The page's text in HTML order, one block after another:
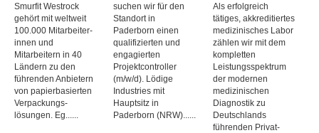
Smurfit Westrock
gehört mit weltweit
100.000 Mitarbeiter­
innen und
Mitarbeitern in 40
Ländern zu den
führenden Anbietern
von papier­basierten
Verpackungs­
lösungen. Eg......
suchen wir für den
Standort in
Paderborn einen
qualifizierten und
engagierten
Projektcontroller
(m/w/d). Lödige
Industries mit
Hauptsitz in
Paderborn (NRW)......
Als erfolgreich
tätiges, akkreditiertes
medizinisches Labor
zählen wir mit dem
kompletten
Leistungs­spektrum
der modernen
medizinischen
Diagnostik zu
Deutschlands
führenden Privat­